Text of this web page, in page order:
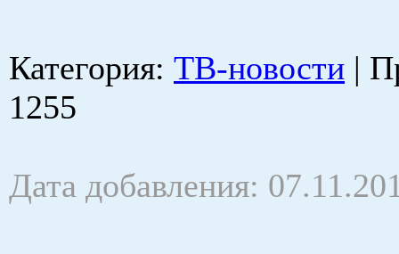
Категория: ТВ-новости |
1255
Дата добавления: